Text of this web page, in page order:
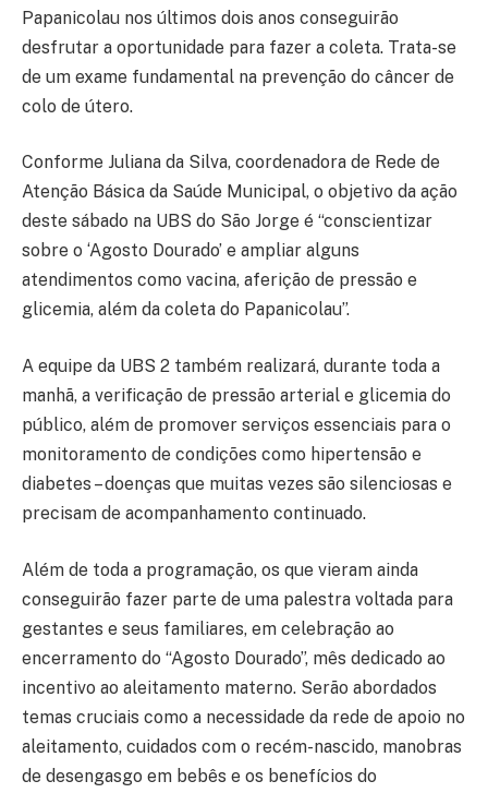
Papanicolau nos últimos dois anos conseguirão
desfrutar a oportunidade para fazer a coleta. Trata-se
de um exame fundamental na prevenção do câncer de
colo de útero.
Conforme Juliana da Silva, coordenadora de Rede de
Atenção Básica da Saúde Municipal, o objetivo da ação
deste sábado na UBS do São Jorge é “conscientizar
sobre o ‘Agosto Dourado’ e ampliar alguns
atendimentos como vacina, aferição de pressão e
glicemia, além da coleta do Papanicolau”.
A equipe da UBS 2 também realizará, durante toda a
manhã, a verificação de pressão arterial e glicemia do
público, além de promover serviços essenciais para o
monitoramento de condições como hipertensão e
diabetes – doenças que muitas vezes são silenciosas e
precisam de acompanhamento continuado.
Além de toda a programação, os que vieram ainda
conseguirão fazer parte de uma palestra voltada para
gestantes e seus familiares, em celebração ao
encerramento do “Agosto Dourado”, mês dedicado ao
incentivo ao aleitamento materno. Serão abordados
temas cruciais como a necessidade da rede de apoio no
aleitamento, cuidados com o recém-nascido, manobras
de desengasgo em bebês e os benefícios do